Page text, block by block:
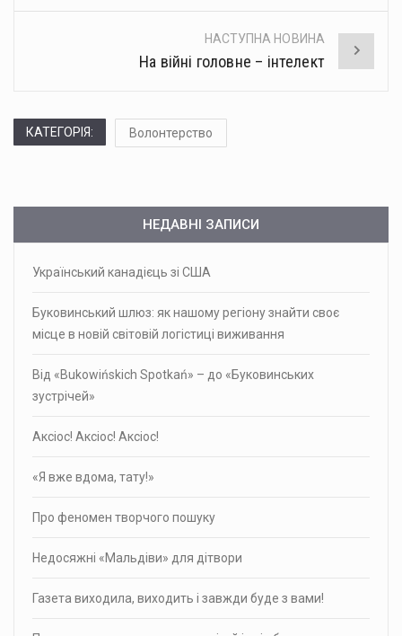
НАСТУПНА НОВИНА
На війні головне – інтелект
КАТЕГОРІЯ: Волонтерство
НЕДАВНІ ЗАПИСИ
Український канадієць зі США
Буковинський шлюз: як нашому регіону знайти своє
місце в новій світовій логістиці виживання
Від «Bukowińskich Spotkań» – до «Буковинських
зустрічей»
Аксіос! Аксіос! Аксіос!
«Я вже вдома, тату!»
Про фено­мен твор­чого пошуку
Недосяжні «Мальдіви» для дітвори
Газета виходила, виходить і завжди буде з вами!